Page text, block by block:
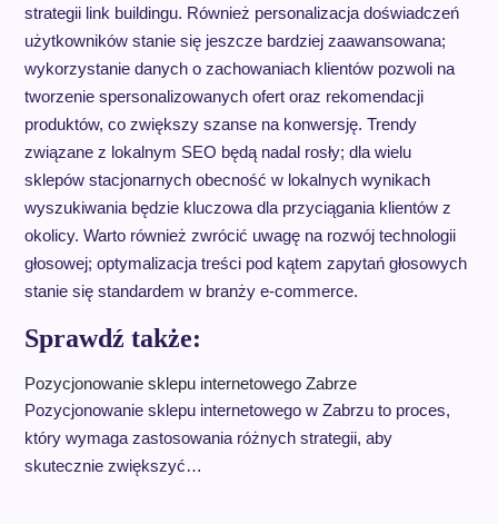
strategii link buildingu. Również personalizacja doświadczeń
użytkowników stanie się jeszcze bardziej zaawansowana;
wykorzystanie danych o zachowaniach klientów pozwoli na
tworzenie spersonalizowanych ofert oraz rekomendacji
produktów, co zwiększy szanse na konwersję. Trendy
związane z lokalnym SEO będą nadal rosły; dla wielu
sklepów stacjonarnych obecność w lokalnych wynikach
wyszukiwania będzie kluczowa dla przyciągania klientów z
okolicy. Warto również zwrócić uwagę na rozwój technologii
głosowej; optymalizacja treści pod kątem zapytań głosowych
stanie się standardem w branży e-commerce.
Sprawdź także:
Pozycjonowanie sklepu internetowego Zabrze
Pozycjonowanie sklepu internetowego w Zabrzu to proces,
który wymaga zastosowania różnych strategii, aby
skutecznie zwiększyć…